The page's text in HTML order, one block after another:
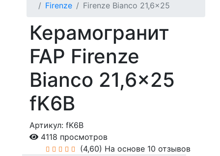
Firenze
Firenze Bianco 21,6x25
Керамогранит
FAP Firenze
Bianco 21,6x25
fK6B
Артикул: fK6B
4118 просмотров
(4,60) На основе 10 отзывов